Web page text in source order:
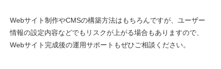
Webサイト制作やCMSの構築方法はもちろんですが、ユーザー
情報の設定内容などでもリスクが上がる場合もありますので、
Webサイト完成後の運用サポートもぜひご相談ください。